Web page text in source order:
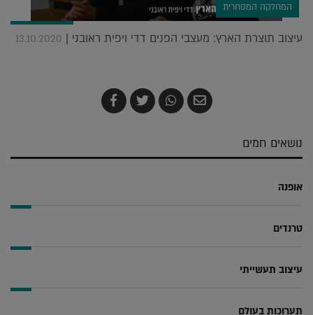
המחלקה המסחרית
עיצוב תוצרת הארץ: מעצבי הפנים דדי ויפית ראובני | 13.10.2020
שלח
בדואר
שתף
ב-
צייץ
ב-
שתף
ב-
נושאים חמים
אופנה
טרנדים
עיצוב תעשייתי
תערוכות בעולם